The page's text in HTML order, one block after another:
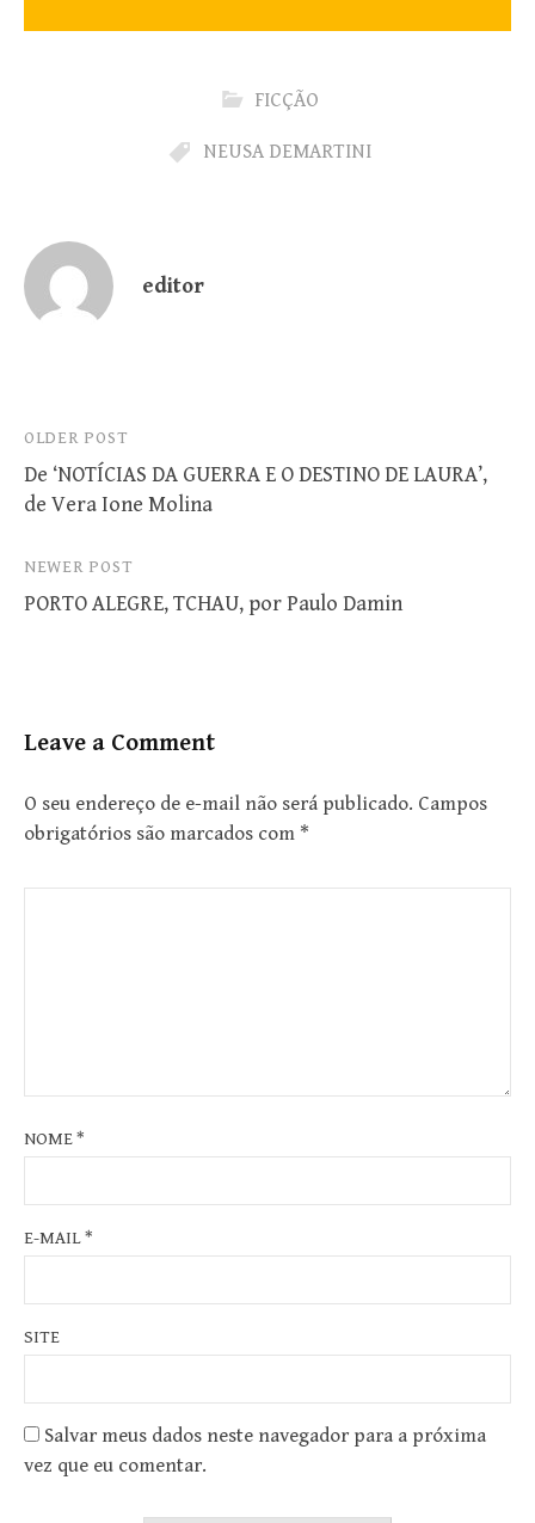
FICÇÃO
NEUSA DEMARTINI
editor
Post
navigation
OLDER POST
De ‘NOTÍCIAS DA GUERRA E O DESTINO DE LAURA’,
de Vera Ione Molina
NEWER POST
PORTO ALEGRE, TCHAU, por Paulo Damin
Leave a Comment
O seu endereço de e-mail não será publicado. Campos
obrigatórios são marcados com *
NOME*
E-MAIL*
SITE
Salvar meus dados neste navegador para a próxima
vez que eu comentar.